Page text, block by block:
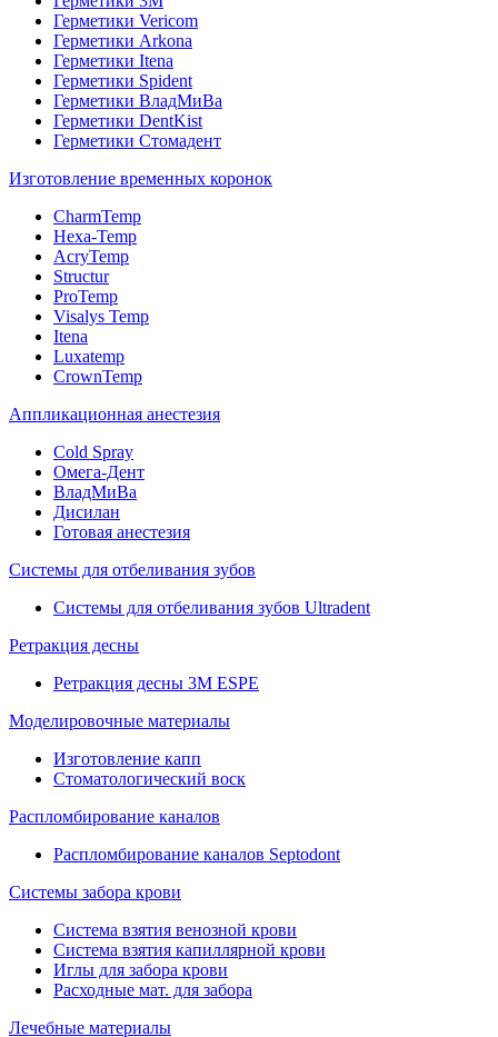
Герметики Vericom
Герметики Arkona
Герметики Itena
Герметики Spident
Герметики ВладМиВа
Герметики DentKist
Герметики Стомадент
Изготовление временных коронок
CharmTemp
Hexa-Temp
AcryTemp
Structur
ProTemp
Visalys Temp
Itena
Luxatemp
CrownTemp
Аппликационная анестезия
Cold Spray
Омега-Дент
ВладМиВа
Дисилан
Готовая анестезия
Системы для отбеливания зубов
Системы для отбеливания зубов Ultradent
Ретракция десны
Ретракция десны 3M ESPE
Моделировочные материалы
Изготовление капп
Стоматологический воск
Распломбирование каналов
Распломбирование каналов Septodont
Системы забора крови
Система взятия венозной крови
Система взятия капиллярной крови
Иглы для забора крови
Расходные мат. для забора
Лечебные материалы